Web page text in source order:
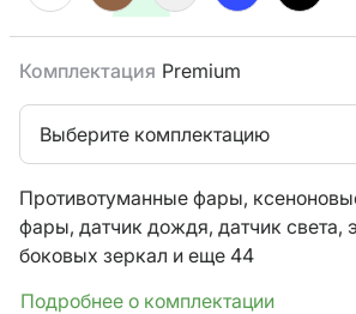
Комплектация Premium
Выберите комплектацию
Противотуманные фары,
фары, датчик дождя, датчик света,
боковых зеркал и еще 44
Подробнее о комплектации